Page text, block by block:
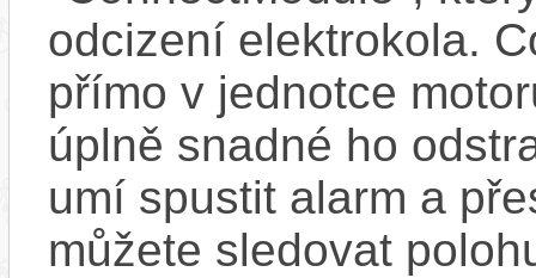
odcizení elektrokola.
přímo v jednotce
úplně snadné ho
umí spustit alarm a
můžete sledovat